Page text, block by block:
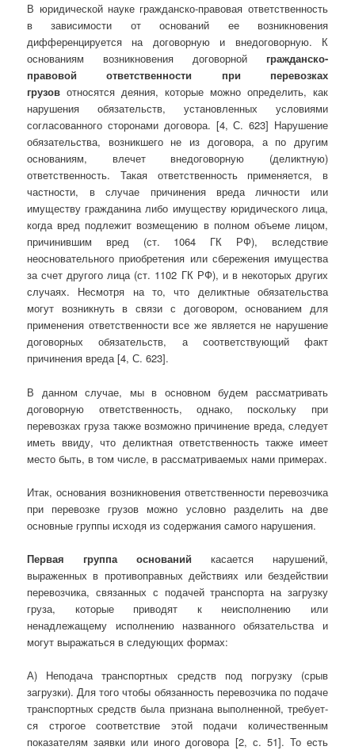
В юридической науке гражданско-правовая ответственность
в зависимости от оснований ее возникновения
дифференцируется на договорную и внедоговорную. К
основаниям возникновения договорной гражданско-
правовой ответственности при перевозках
грузов относятся деяния, которые можно определить, как
нарушения обязательств, установленных условиями
согласованного сторонами договора. [4, С. 623] Нарушение
обязательства, возникшего не из договора, а по другим
основаниям, влечет внедоговорную (деликтную)
ответственность. Такая ответственность применяется, в
частности, в случае причинения вреда личности или
имуществу гражданина либо имуществу юридического лица,
когда вред подлежит возмещению в полном объеме лицом,
причинившим вред (ст. 1064 ГК РФ), вследствие
неосновательного приобретения или сбережения имущества
за счет другого лица (ст. 1102 ГК РФ), и в некоторых других
случаях. Несмотря на то, что деликтные обязательства
могут возникнуть в связи с договором, основанием для
применения ответственности все же является не нарушение
договорных обязательств, а соответствующий факт
причинения вреда [4, С. 623].
В данном случае, мы в основном будем рассматривать
договорную ответственность, однако, поскольку при
перевозках груза также возможно причинение вреда, следует
иметь ввиду, что деликтная ответственность также имеет
место быть, в том числе, в рассматриваемых нами примерах.
Итак, основания возникновения ответственности перевозчика
при перевозке грузов можно условно разделить на две
основные группы исходя из содержания самого нарушения.
Первая группа оснований касается нарушений,
выраженных в противоправных действиях или бездействии
перевозчика, связанных с подачей транспорта на загрузку
груза, которые приводят к неисполнению или
ненадлежащему исполнению названного обязательства и
могут выражаться в следую­щих формах:
А) Неподача транспортных средств под погрузку (срыв
загрузки). Для того чтобы обязанность перевозчика по подаче
транс­портных средств была признана выполненной, требует­
ся строгое соответствие этой подачи количественным
показателям заявки или иного договора [2, с. 51]. То есть